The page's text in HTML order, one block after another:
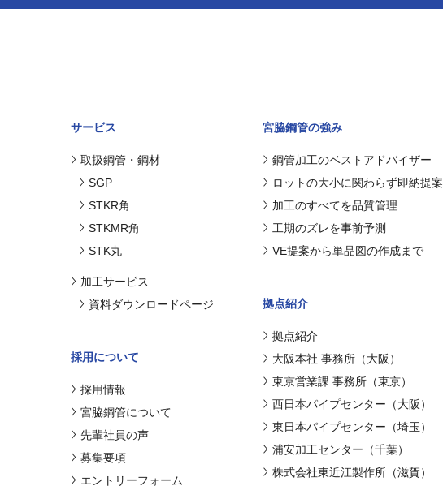
サービス
取扱鋼管・鋼材
SGP
STKR角
STKMR角
STK丸
加工サービス
資料ダウンロードページ
採用について
採用情報
宮脇鋼管について
先輩社員の声
募集要項
エントリーフォーム
宮脇鋼管の強み
鋼管加工のベストアドバイザー
ロットの大小に関わらず即納提案
加工のすべてを品質管理
工期のズレを事前予測
VE提案から単品図の作成まで
拠点紹介
拠点紹介
大阪本社 事務所（大阪）
東京営業課 事務所（東京）
西日本パイプセンター（大阪）
東日本パイプセンター（埼玉）
浦安加工センター（千葉）
株式会社東近江製作所（滋賀）